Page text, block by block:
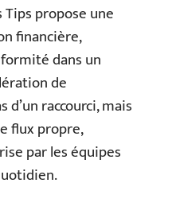
Tips propose une
financière,
dans un
de
raccourci, mais
flux propre,
par les équipes